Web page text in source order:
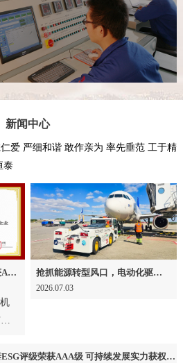
新闻中心
爱 严细和谐 敢作亲为 率先垂范 工于精
泰
喜报！威海广泰ESG评级荣获AAA级 可持续发展实力获权威认可 抢抓能源转型风口，电动化驱动威海广泰欧洲业务腾飞
2026.07.03
喜报！威海广泰ESG评级荣获AAA级 可持续发展实力获权威认可